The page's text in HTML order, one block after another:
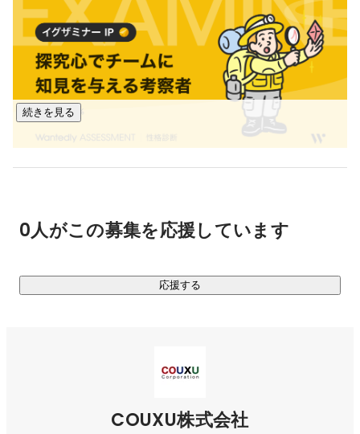
外進出を実現
・毎月100~200件の海外企業からもらった調達要望をリアル
タイムで閲覧可能
・展示会や従来の海外進出手法よりもはるかに低コストで海
外進出が可能に
続きを見る
0人がこの募集を応援しています
応援する
COUXU株式会社